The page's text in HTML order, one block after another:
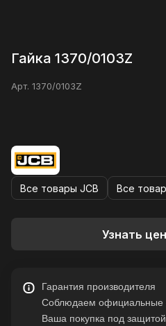
Гайка 1370/0103Z
Арт. 1370/0103Z
Все товары JCB Все
Узнать
Гарантия производителя
Соблюдаем официальные
Ваша покупка под